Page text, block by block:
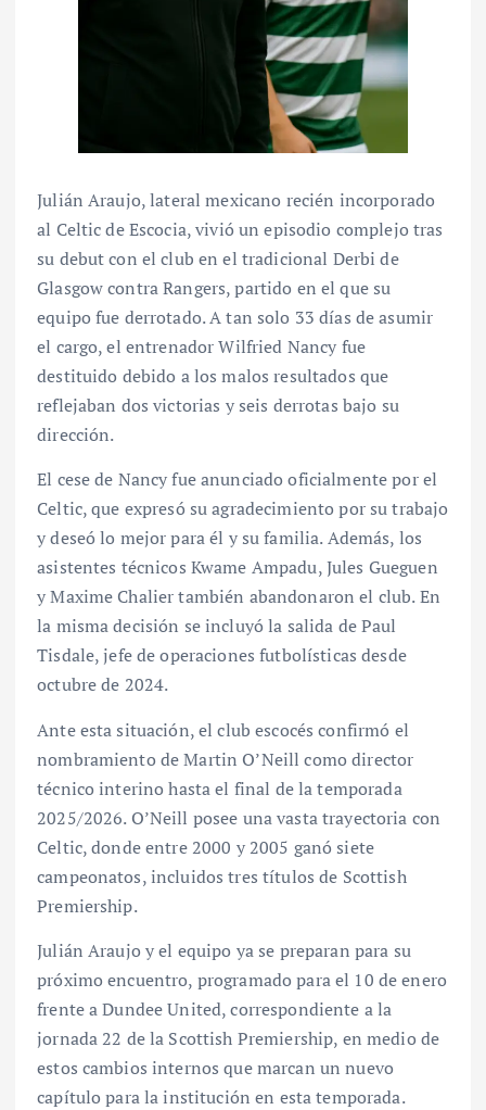
Julián Araujo, lateral mexicano recién incorporado
al Celtic de Escocia, vivió un episodio complejo tras
su debut con el club en el tradicional Derbi de
Glasgow contra Rangers, partido en el que su
equipo fue derrotado. A tan solo 33 días de asumir
el cargo, el entrenador Wilfried Nancy fue
destituido debido a los malos resultados que
reflejaban dos victorias y seis derrotas bajo su
dirección.
El cese de Nancy fue anunciado oficialmente por el
Celtic, que expresó su agradecimiento por su trabajo
y deseó lo mejor para él y su familia. Además, los
asistentes técnicos Kwame Ampadu, Jules Gueguen
y Maxime Chalier también abandonaron el club. En
la misma decisión se incluyó la salida de Paul
Tisdale, jefe de operaciones futbolísticas desde
octubre de 2024.
Ante esta situación, el club escocés confirmó el
nombramiento de Martin O’Neill como director
técnico interino hasta el final de la temporada
2025/2026. O’Neill posee una vasta trayectoria con
Celtic, donde entre 2000 y 2005 ganó siete
campeonatos, incluidos tres títulos de Scottish
Premiership.
Julián Araujo y el equipo ya se preparan para su
próximo encuentro, programado para el 10 de enero
frente a Dundee United, correspondiente a la
jornada 22 de la Scottish Premiership, en medio de
estos cambios internos que marcan un nuevo
capítulo para la institución en esta temporada.